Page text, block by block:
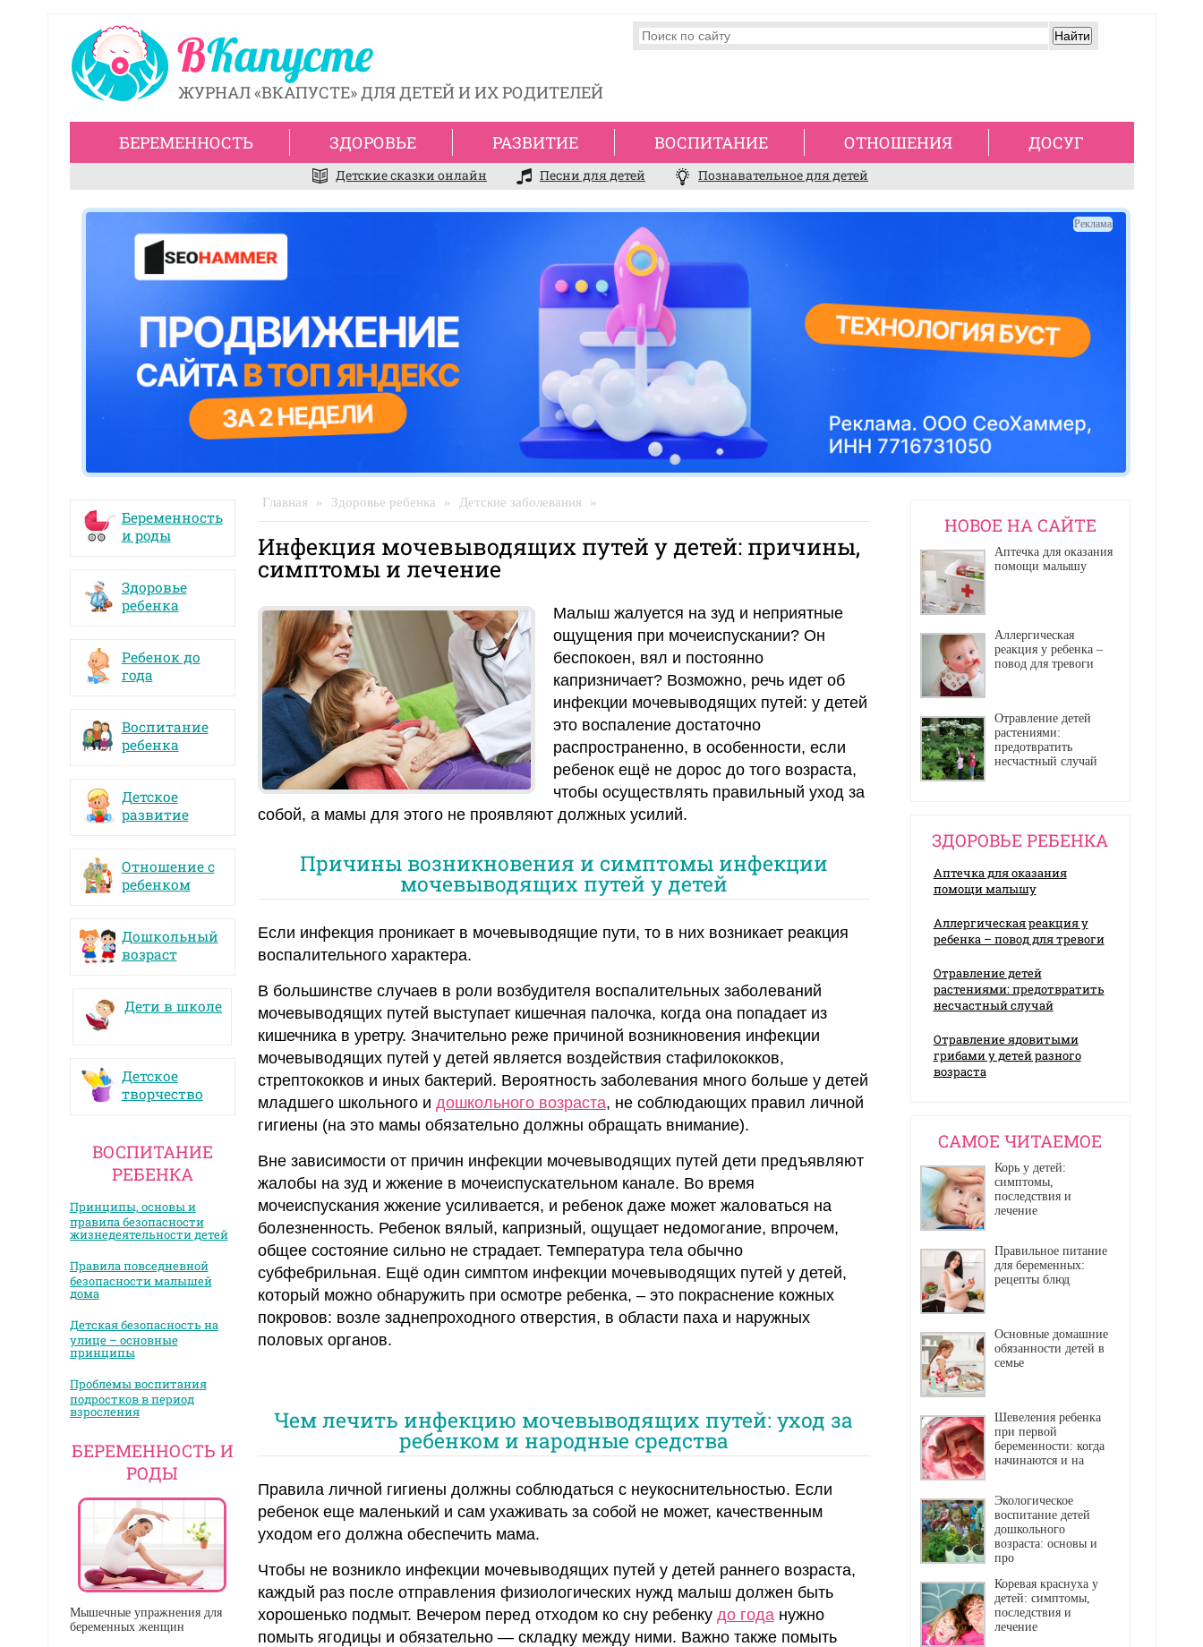
ЖУРНАЛ «ВКАПУСТЕ» ДЛЯ ДЕТЕЙ И ИХ РОДИТЕЛЕЙ
Реклама
Беременность
и роды
Здоровье
ребенка
Ребенок до
года
Воспитание
ребенка
Детское
развитие
Отношение с
ребенком
Дошкольный
возраст
Дети в школе
Детское
творчество
ВОСПИТАНИЕ
РЕБЕНКА
Принципы, основы и
правила безопасности
жизнедеятельности детей
Правила повседневной
безопасности малышей
дома
Детская безопасность на
улице – основные
принципы
Проблемы воспитания
подростков в период
взросления
БЕРЕМЕННОСТЬ И
РОДЫ
Мышечные упражнения для
беременных женщин
Главная » Здоровье ребенка » Детские заболевания »
Инфекция мочевыводящих путей у детей: причины,
симптомы и лечение
Малыш жалуется на зуд и неприятные
ощущения при мочеиспускании? Он
беспокоен, вял и постоянно
капризничает? Возможно, речь идет об
инфекции мочевыводящих путей: у детей
это воспаление достаточно
распространенно, в особенности, если
ребенок ещё не дорос до того возраста,
чтобы осуществлять правильный уход за
собой, а мамы для этого не проявляют должных усилий.
Причины возникновения и симптомы инфекции
мочевыводящих путей у детей
Если инфекция проникает в мочевыводящие пути, то в них возникает реакция
воспалительного характера.
В большинстве случаев в роли возбудителя воспалительных заболеваний
мочевыводящих путей выступает кишечная палочка, когда она попадает из
кишечника в уретру. Значительно реже причиной возникновения инфекции
мочевыводящих путей у детей является воздействия стафилококков,
стрептококков и иных бактерий. Вероятность заболевания много больше у детей
младшего школьного и дошкольного возраста, не соблюдающих правил личной
гигиены (на это мамы обязательно должны обращать внимание).
Вне зависимости от причин инфекции мочевыводящих путей дети предъявляют
жалобы на зуд и жжение в мочеиспускательном канале. Во время
мочеиспускания жжение усиливается, и ребенок даже может жаловаться на
болезненность. Ребенок вялый, капризный, ощущает недомогание, впрочем,
общее состояние сильно не страдает. Температура тела обычно
субфебрильная. Ещё один симптом инфекции мочевыводящих путей у детей,
который можно обнаружить при осмотре ребенка, – это покраснение кожных
покровов: возле заднепроходного отверстия, в области паха и наружных
половых органов.
Чем лечить инфекцию мочевыводящих путей: уход за
ребенком и народные средства
Правила личной гигиены должны соблюдаться с неукоснительностью. Если
ребенок еще маленький и сам ухаживать за собой не может, качественным
уходом его должна обеспечить мама.
Чтобы не возникло инфекции мочевыводящих путей у детей раннего возраста,
каждый раз после отправления физиологических нужд малыш должен быть
хорошенько подмыт. Вечером перед отходом ко сну ребенку до года нужно
помыть ягодицы и обязательно — складку между ними. Важно также помыть
НОВОЕ НА САЙТЕ
Аптечка для оказания
помощи малышу
Аллергическая
реакция у ребенка –
повод для тревоги
Отравление детей
растениями:
предотвратить
несчастный случай
ЗДОРОВЬЕ РЕБЕНКА
Аптечка для оказания
помощи малышу
Аллергическая реакция у
ребенка – повод для тревоги
Отравление детей
растениями: предотвратить
несчастный случай
Отравление ядовитыми
грибами у детей разного
возраста
CАМОЕ ЧИТАЕМОЕ
Корь у детей:
симптомы,
последствия и
лечение
Правильное питание
для беременных:
рецепты блюд
Основные домашние
обязанности детей в
семье
Шевеления ребенка
при первой
беременности: когда
начинаются и на
Экологическое
воспитание детей
дошкольного
возраста: основы и
про
Коревая краснуха у
детей: симптомы,
последствия и
лечение
БЕРЕМЕННОСТЬ ЗДОРОВЬЕ РАЗВИТИЕ ВОСПИТАНИЕ ОТНОШЕНИЯ ДОСУГ
Детские сказки онлайн Песни для детей Познавательное для детей